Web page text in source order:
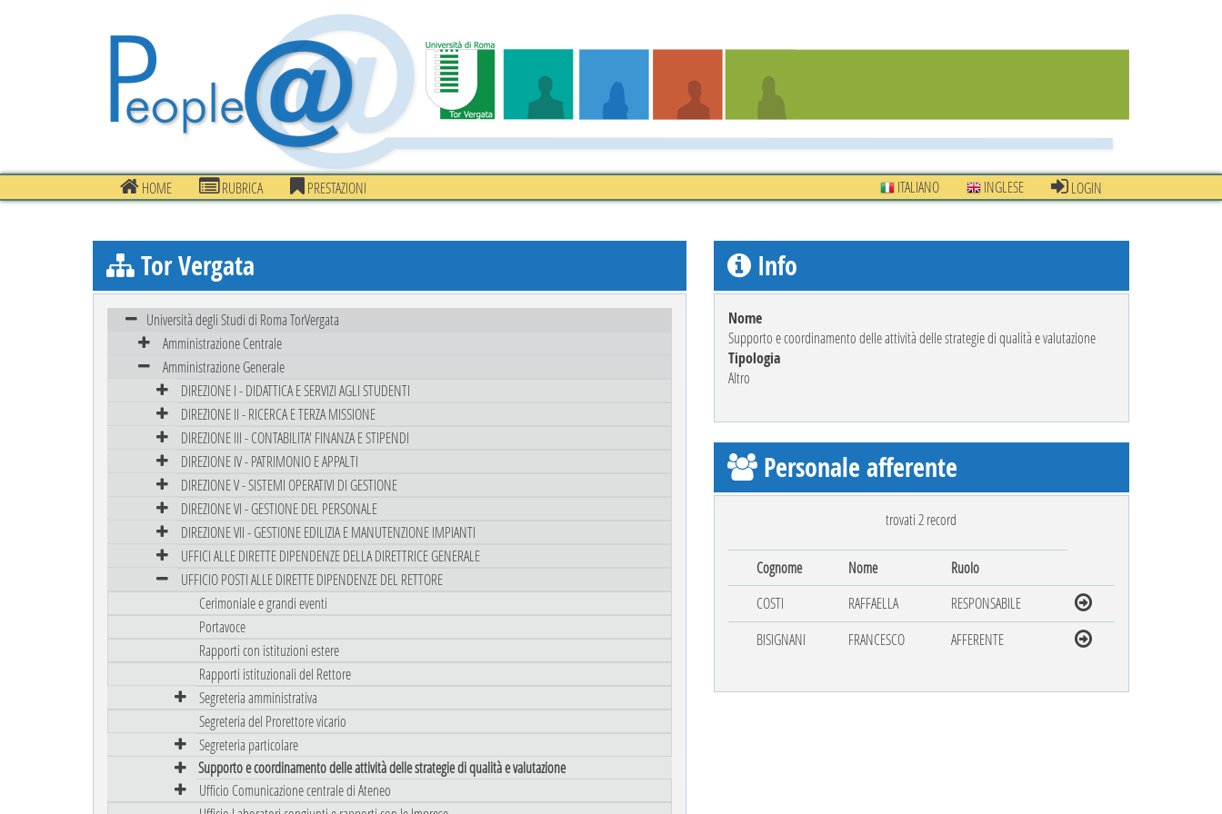
HOME RUBRICA PRESTAZIONI ITALIANO INGLESE LOGIN
Tor Vergata
Università degli Studi di Roma TorVergata
Amministrazione Centrale
Amministrazione Generale
DIREZIONE I - DIDATTICA E SERVIZI AGLI STUDENTI
DIREZIONE II - RICERCA E TERZA MISSIONE
DIREZIONE III - CONTABILITA' FINANZA E STIPENDI
DIREZIONE IV - PATRIMONIO E APPALTI
DIREZIONE V - SISTEMI OPERATIVI DI GESTIONE
DIREZIONE VI - GESTIONE DEL PERSONALE
DIREZIONE VII - GESTIONE EDILIZIA E MANUTENZIONE IMPIANTI
UFFICI ALLE DIRETTE DIPENDENZE DELLA DIRETTRICE GENERALE
UFFICIO POSTI ALLE DIRETTE DIPENDENZE DEL RETTORE
Cerimoniale e grandi eventi
Portavoce
Rapporti con istituzioni estere
Rapporti istituzionali del Rettore
Segreteria amministrativa
Segreteria del Prorettore vicario
Segreteria particolare
Supporto e coordinamento delle attività delle strategie di qualità e valutazione
Ufficio Comunicazione centrale di Ateneo
Info
Nome
Supporto e coordinamento delle attività delle strategie di qualità e valutazione
Tipologia
Altro
Personale afferente
trovati 2 record
Cognome Nome
Ruolo
COSTI
RAFFAELLA
RESPONSABILE
BISIGNANI
FRANCESCO AFFERENTE